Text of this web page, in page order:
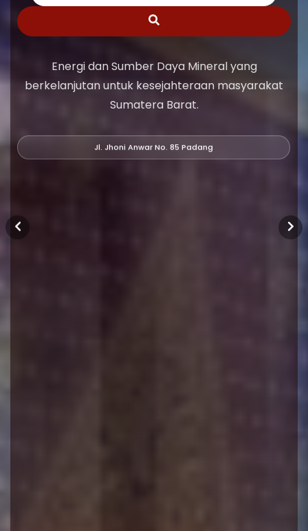
Energi dan Sumber Daya Mineral yang
berkelanjutan untuk kesejahteraan masyarakat
Sumatera Barat.
Jl. Jhoni Anwar No. 85 Padang